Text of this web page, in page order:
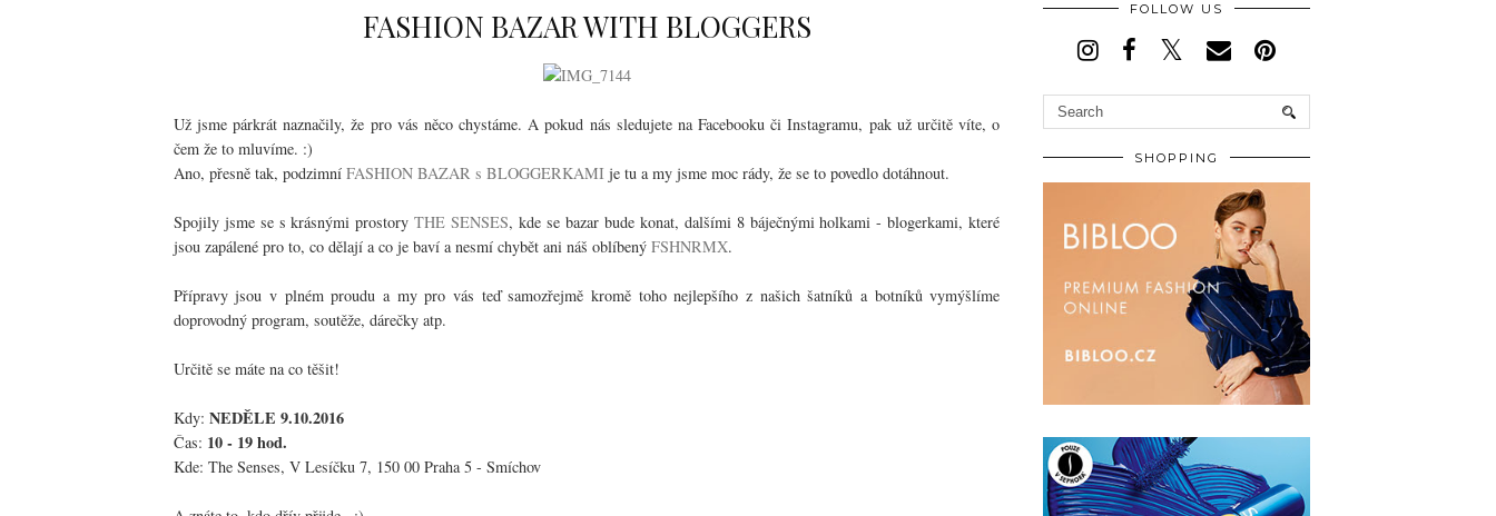
FASHION BAZAR WITH BLOGGERS
Už jsme párkrát naznačily, že pro vás něco chystáme. A pokud nás sledujete na Facebooku či Instagramu, pak už určitě víte, o
čem že to mluvíme. :)
Ano, přesně tak, podzimní FASHION BAZAR s BLOGGERKAMI je tu a my jsme moc rády, že se to povedlo dotáhnout.
Spojily jsme se s krásnými prostoryTHE SENSES, kde se bazar bude konat, dalšími 8 báječnými holkami - blogerkami, které
jsou zapálené pro to, co dělají a co je baví a nesmí chybět ani náš oblíbený FSHNRMX.
Přípravy jsou v plném proudu a my pro vás teď samozřejmě kromě toho nejlepšího z našich šatníků a botníků vymýšlíme
doprovodný program, soutěže, dárečky atp.
Určitě se máte na co těšit!
Kdy: NEDĚLE 9.10.2016
Čas: 10 - 19 hod.
Kde: The Senses, V Lesíčku 7, 150 00 Praha 5 - Smíchov
FOLLOW US
SHOPPING